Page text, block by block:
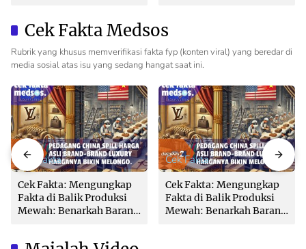
Cek Fakta Medsos
Rubrik yang khusus memverifikasi fakta fyp (konten viral) yang beredar di
media sosial atas isu yang sedang hangat saat ini.
Cek Fakta
Cek Fakta: Mengungkap
Fakta di Balik Produksi
Mewah: Benarkah Barang
Cek Fakta
Cek Fakta: Mengungkap
Fakta di Balik Produksi
Mewah: Benarkah Barang